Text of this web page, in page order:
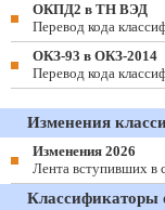
ОКПД2 в ТН ВЭД
Перевод кода
ОКЗ-93 в ОКЗ-2014
Перевод кода
Изменения
Изменения 2026
Лента вступивших в
Классификаторы